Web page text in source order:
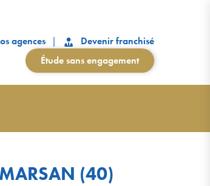
agences
Devenir franchisé
Étude sans engagement
MARSAN (40)